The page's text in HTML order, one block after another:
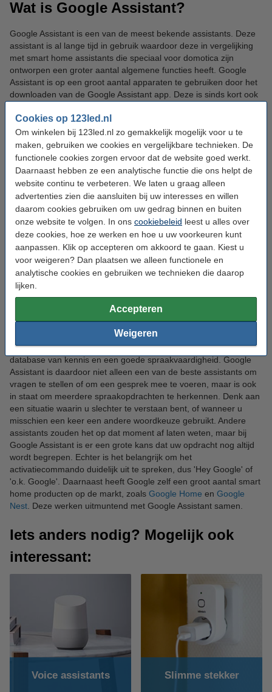
Cookies op 123led.nl
Om winkelen bij 123led.nl zo gemakkelijk mogelijk voor u te
maken, gebruiken we cookies en vergelijkbare technieken. De
functionele cookies zorgen ervoor dat de website goed werkt.
Daarnaast hebben ze een analytische functie die ons helpt de
website continu te verbeteren. We laten u graag alleen
advertenties zien die aansluiten bij uw interesses en willen
daarom cookies gebruiken om uw gedrag binnen en buiten
onze website te volgen. In ons cookiebeleid leest u alles over
deze cookies, hoe ze werken en hoe u uw voorkeuren kunt
aanpassen. Klik op accepteren om akkoord te gaan. Kiest u
voor weigeren? Dan plaatsen we alleen functionele en
analytische cookies en gebruiken we technieken die daarop
lijken.
Accepteren
Weigeren
Wat is Google Assistant?
Google Assistant is een van de meest bekende assistants. Deze
assistant is al lange tijd in gebruik waardoor deze in vergelijking
met smart home assistants die speciaal voor domotica zijn
ontworpen een groter aantal algemene functies heeft. Google
Assistant is op een groot aantal apparaten te gebruiken door het
downloaden van de Google Assistant app. Deze is sinds kort ook
Wat u kunt doen met slimme
producten die zijn aangesloten op
Google Assistant
Google Assistant is spraak gestuurd. Hierdoor is het mogelijk om
uw stem te gebruiken om uw slimme apparaten opdrachten te
geven, waardoor het niet meer nodig is om zelf een knop in te
drukken om uw slimme apparaten aan of uit te schakelen. Google
Assistant beschikt over Nederlandse taalondersteuning, dus u
kunt prima in het Nederlands met Google Assistant
communiceren wat het gebruik van slimme producten eenvoudig
maakt. Zo kunt u bijvoorbeeld Google Assistant vertellen om uw
slimme stekkeraan of uit te zetten.
Daarnaast beschikt Google Assistant over een zeer grote
database van kennis en een goede spraakvaardigheid. Google
Assistant is daardoor niet alleen een van de beste assistants om
vragen te stellen of om een gesprek mee te voeren, maar is ook
in staat om meerdere spraakopdrachten te herkennen. Denk aan
een situatie waarin u slechter te verstaan bent, of wanneer u
misschien een keer een andere woordkeuze gebruikt. Andere
assistants zouden het op dat moment af laten weten, maar bij
Google Assistant is er een grote kans dat uw opdracht nog altijd
wordt begrepen. Echter is het belangrijk om het
activatiecommando duidelijk uit te spreken, dus 'Hey Google' of
'o.k. Google'. Daarnaast heeft Google zelf een groot aantal smart
home producten op de markt, zoals Google Home en Google
Nest . Deze werken uitmuntend met Google Assistant samen.
Iets anders nodig? Mogelijk ook
interessant:
Voice assistants Slimme stekker